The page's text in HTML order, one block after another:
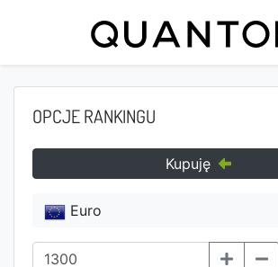
OPCJE RANKINGU
Kupuję
Euro